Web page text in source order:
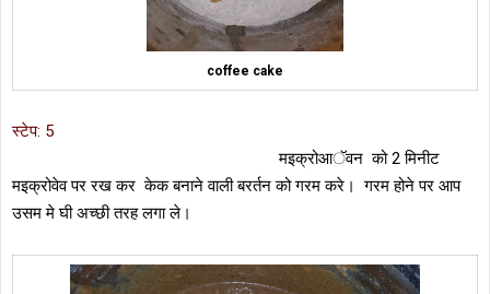
coffee cake
स्टेप: 5
मइक्रोआॅवन को 2 मिनीट
मइक्रोवेव पर रख कर केक बनाने वाली बरर्तन को गरम करे। गरम होने पर आप
उसम मे घी अच्छी तरह लगा ले।